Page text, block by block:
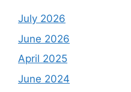
July 2026
June 2026
April 2025
June 2024